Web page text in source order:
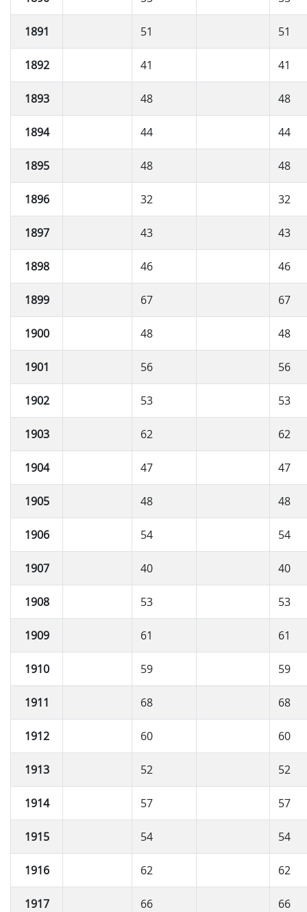
1891 51 51
1892 41 41
1893 48 48
1894 44 44
1895 48 48
1896 32 32
1897 43 43
1898 46 46
1899 67 67
1900 48 48
1901 56 56
1902 53 53
1903 62 62
1904 47 47
1905 48 48
1906 54 54
1907 40 40
1908 53 53
1909 61 61
1910 59 59
1911 68 68
1912 60 60
1913 52 52
1914 57 57
1915 54 54
1916 62 62
1917 66 66